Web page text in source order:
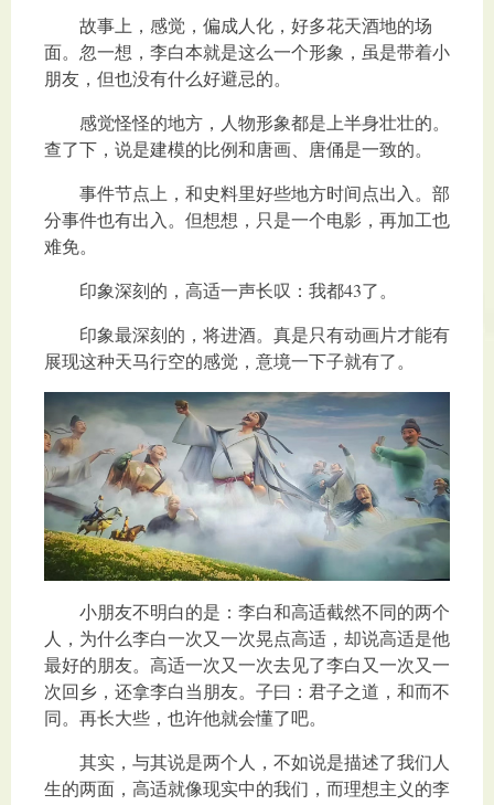
故事上，感觉，偏成人化，好多花天酒地的场
面。忽一想，李白本就是这么一个形象，虽是带着小
朋友，但也没有什么好避忌的。
感觉怪怪的地方，人物形象都是上半身壮壮的。
查了下，说是建模的比例和唐画、唐俑是一致的。
事件节点上，和史料里好些地方时间点出入。部
分事件也有出入。但想想，只是一个电影，再加工也
难免。
印象深刻的，高适一声长叹：我都43了。
印象最深刻的，将进酒。真是只有动画片才能有
展现这种天马行空的感觉，意境一下子就有了。
小朋友不明白的是：李白和高适截然不同的两个
人，为什么李白一次又一次晃点高适，却说高适是他
最好的朋友。高适一次又一次去见了李白又一次又一
次回乡，还拿李白当朋友。子曰：君子之道，和而不
同。再长大些，也许他就会懂了吧。
其实，与其说是两个人，不如说是描述了我们人
生的两面，高适就像现实中的我们，而理想主义的李